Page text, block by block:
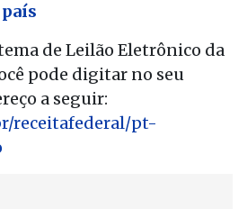
país
de Leilão Eletrônico da
pode digitar no seu
a seguir:
receitafederal/pt-